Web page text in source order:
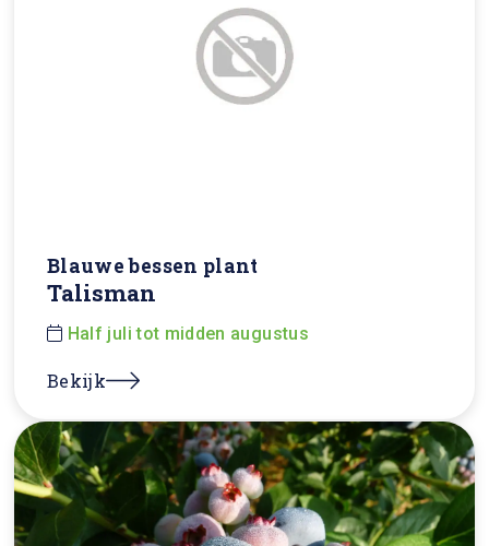
Blauwe bessen plant
Talisman
Half juli tot midden augustus
Bekijk